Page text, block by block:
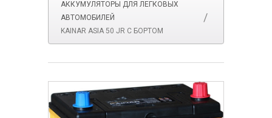
АККУМУЛЯТОРЫ ДЛЯ ЛЕГКОВЫХ
АВТОМОБИЛЕЙ
KAINAR ASIA 50 JR С БОРТОМ